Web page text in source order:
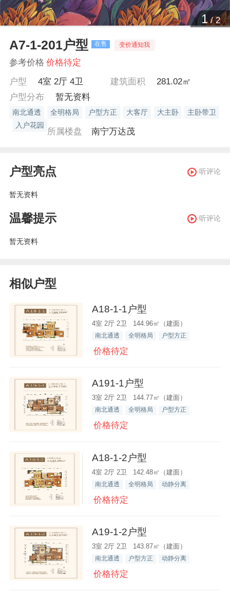
1/2
A7-1-201户型 在售 变价通知我
参考价格 价格待定
户型
4室 2厅 4卫 建筑面积
281.02㎡
户型分布
暂无资料
南北通透 全明格局 户型方正 大客厅 大主卧
主卧带卫
入户花园
所属楼盘 南宁万达茂
户型亮点 听评论
暂无资料
温馨提示 听评论
暂无资料
相似户型
A18-1-1户型
4室 2厅 2卫 144.96㎡（建面）
南北通透 全明格局 户型方正
价格待定
A191-1户型
3室 2厅 2卫 144.77㎡（建面）
南北通透 全明格局 户型方正
价格待定
A18-1-2户型
4室 2厅 2卫 142.48㎡（建面）
南北通透 全明格局 动静分离
价格待定
A19-1-2户型
3室 2厅 2卫 143.87㎡（建面）
南北通透 户型方正 动静分离
价格待定